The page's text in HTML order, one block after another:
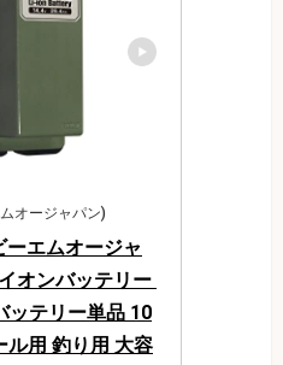
オージャパン)
ーエムオージャ
オンバッテリー
ッテリー単品 10
ル用 釣り用 大容